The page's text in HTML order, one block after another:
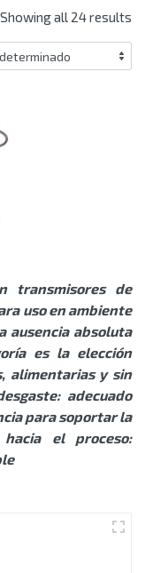
Showing all 24 results
transmisores de
uso en ambiente
ausencia absoluta
es la elección
alimentarias y sin
adecuado
para soportar la
el proceso: